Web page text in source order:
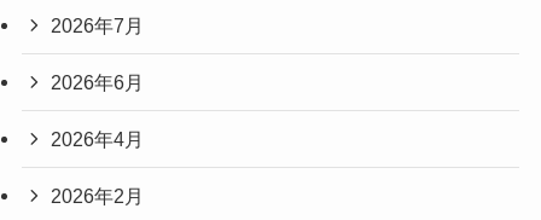
2026年7月
2026年6月
2026年4月
2026年2月